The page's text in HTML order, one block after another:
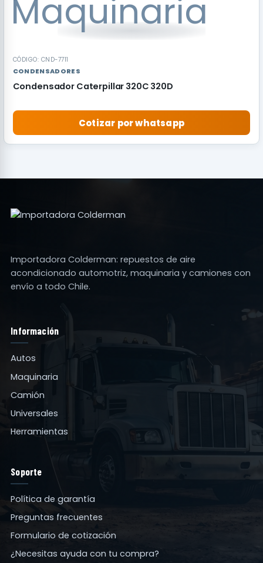
CÓDIGO: CND-7711
CONDENSADORES
Condensador Caterpillar 320C 320D
Cotizar por whatsapp
Importadora Colderman: repuestos de aire
acondicionado automotriz, maquinaria y camiones con
envío a todo Chile.
Información
Autos
Maquinaria
Camión
Universales
Herramientas
Soporte
Política de garantía
Preguntas frecuentes
Formulario de cotización
¿Necesitas ayuda con tu compra?